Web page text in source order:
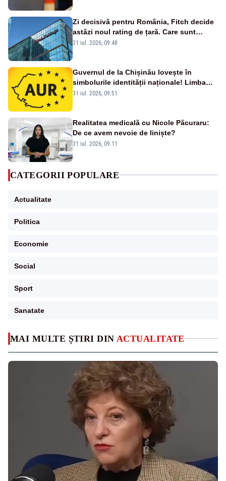
MAI MULTE ȘTIRI DIN ACTUALITATE
Zi decisivă pentru România, Fitch decide
astăzi noul rating de țară. Care sunt
efectele retrogradării la categoria „junk”
31 iul. 2026, 09:48
Guvernul de la Chișinău lovește în
simbolurile identității naționale! Limba
română nu se economisește! Limba
31 iul. 2026, 09:51
Realitatea medicală cu Nicole Păcuraru:
De ce avem nevoie de liniște?
31 iul. 2026, 09:11
CATEGORII POPULARE
Actualitate
Politica
Economie
Social
Sport
Sanatate